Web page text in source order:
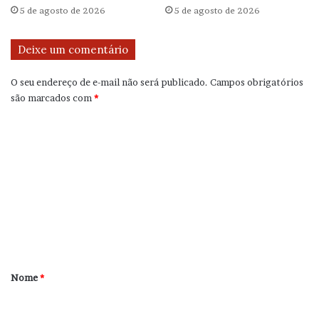
5 de agosto de 2026 5 de agosto de 2026
Deixe um comentário
O seu endereço de e-mail não será publicado. Campos obrigatórios
são marcados com *
r
Nome*